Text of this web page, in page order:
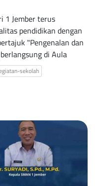
1 Jember terus
pendidikan dengan
"Pengenalan dan
di Aula
sekolah